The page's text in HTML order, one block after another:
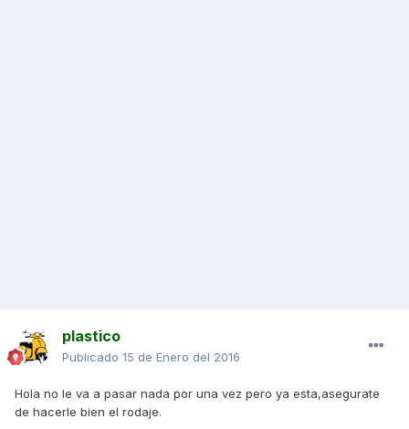
plastico
Publicado 15 de Enero del 2016
Hola no le va a pasar nada por una vez pero ya esta,asegurate
de hacerle bien el rodaje.